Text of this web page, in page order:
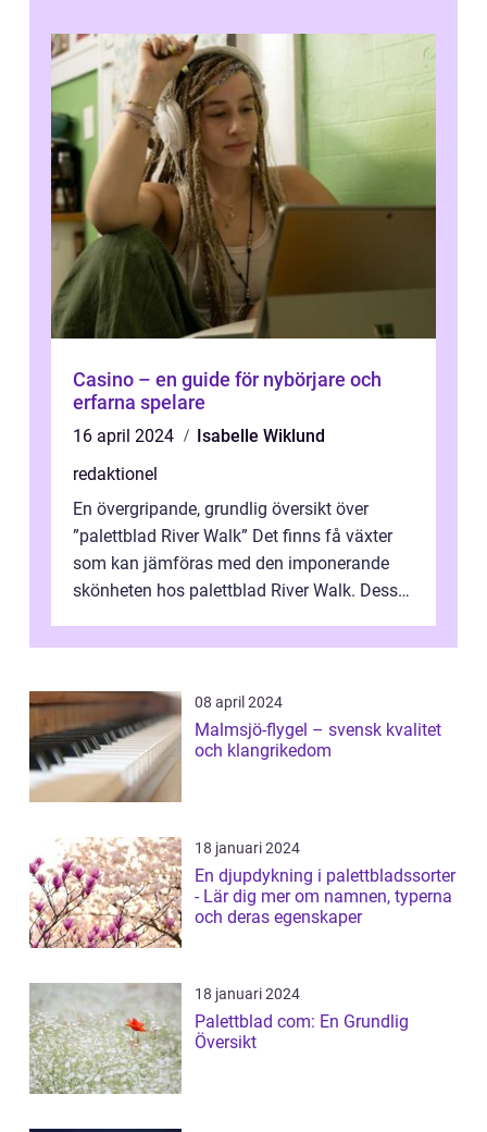
Casino – en guide för nybörjare och
erfarna spelare
16 april 2024
Isabelle Wiklund
redaktionel
En övergripande, grundlig översikt över
”palettblad River Walk” Det finns få växter
som kan jämföras med den imponerande
skönheten hos palettblad River Walk. Dess
08 april 2024
Malmsjö-flygel – svensk kvalitet
och klangrikedom
18 januari 2024
En djupdykning i palettbladssorter
- Lär dig mer om namnen, typerna
och deras egenskaper
18 januari 2024
Palettblad com: En Grundlig
Översikt